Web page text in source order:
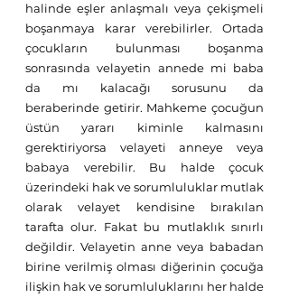
halinde eşler anlaşmalı veya çekişmeli
boşanmaya karar verebilirler. Ortada
çocukların bulunması boşanma
sonrasında velayetin annede mi baba
da mı kalacağı sorusunu da
beraberinde getirir. Mahkeme çocuğun
üstün yararı kiminle kalmasını
gerektiriyorsa velayeti anneye veya
babaya verebilir. Bu halde çocuk
üzerindeki hak ve sorumluluklar mutlak
olarak velayet kendisine bırakılan
tarafta olur. Fakat bu mutlaklık sınırlı
değildir. Velayetin anne veya babadan
birine verilmiş olması diğerinin çocuğa
ilişkin hak ve sorumluluklarını her halde